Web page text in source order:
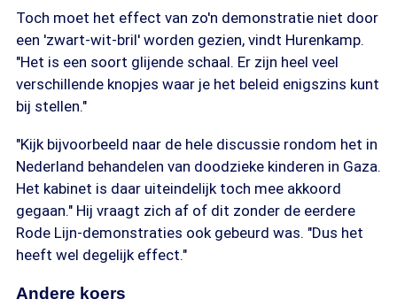
Toch moet het effect van zo'n demonstratie niet door
een 'zwart-wit-bril' worden gezien, vindt Hurenkamp.
"Het is een soort glijende schaal. Er zijn heel veel
verschillende knopjes waar je het beleid enigszins kunt
bij stellen."
"Kijk bijvoorbeeld naar de hele discussie rondom het in
Nederland behandelen van doodzieke kinderen in Gaza.
Het kabinet is daar uiteindelijk toch mee akkoord
gegaan." Hij vraagt zich af of dit zonder de eerdere
Rode Lijn-demonstraties ook gebeurd was. "Dus het
heeft wel degelijk effect."
Andere koers